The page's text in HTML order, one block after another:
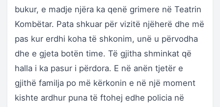
bukur, e madje njëra ka qenë grimere në Teatrin
Kombëtar. Pata shkuar për vizitë njëherë dhe më
pas kur erdhi koha të shkonim, unë u përvodha
dhe e gjeta botën time. Të gjitha shminkat që
halla i ka pasur i përdora. E në anën tjetër e
gjithë familja po më kërkonin e në një moment
kishte ardhur puna të ftohej edhe policia në